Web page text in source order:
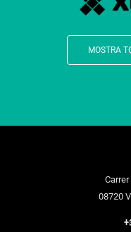
MOSTRA
Carrer
08720